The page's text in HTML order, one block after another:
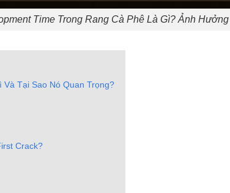
Time Trong Rang Cà Phê Là Gì? Ảnh
Và Tại Sao Nó Quan Trọng?
Crack?